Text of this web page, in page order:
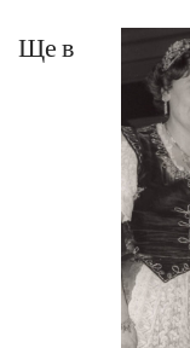
Ще в